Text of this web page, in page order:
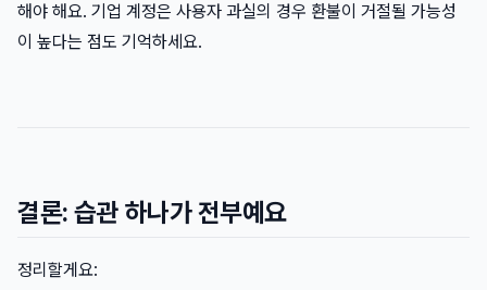
해야 해요. 기업 계정은 사용자 과실의 경우 환불이 거절될 가능성
이 높다는 점도 기억하세요.
결론: 습관 하나가 전부예요
정리할게요: